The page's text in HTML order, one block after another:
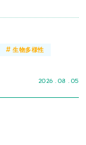
2026 . 08 . 05
#生物多様性